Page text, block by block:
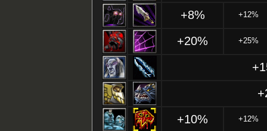
+8%
+12%
+20% +25%
+10%
+12%